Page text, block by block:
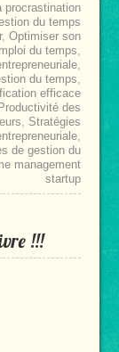
procrastination
du temps
,Optimiser son
du temps,
,
du temps,
efficace
Productivité des
, Stratégies
,
de gestion du
management
startup
!!!